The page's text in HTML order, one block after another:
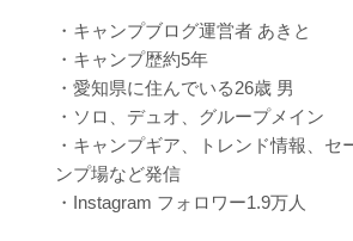
・キャンプブログ運営者 あきと
・キャンプ歴約5年
・愛知県に住んでいる26歳 男
・ソロ、デュオ、グループメイン
・キャンプギア、トレンド情報、セ
ンプ場など発信
・Instagram フォロワー1.9万人